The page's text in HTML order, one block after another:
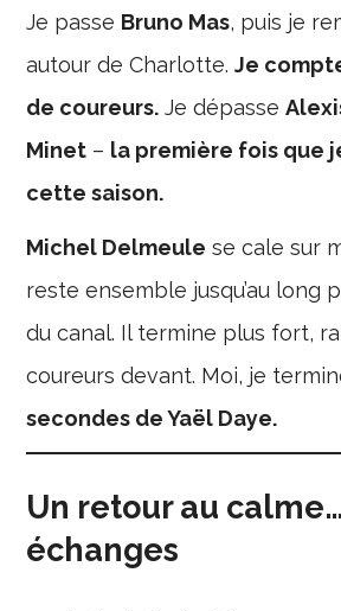
Je passe Bruno Mas, puis je
autour de Charlotte.Je
de coureurs. Je dépasse
Minet – la première fois que
cette saison.
Michel Delmeule se cale sur
reste ensemble jusqu’au long
du canal. Il termine plus fort,
coureurs devant. Moi, je
secondes de Yaël Daye.
Un retour au
échanges